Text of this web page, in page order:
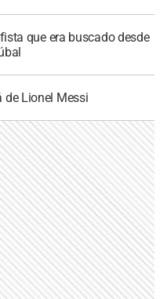
que era buscado desde
de Lionel Messi